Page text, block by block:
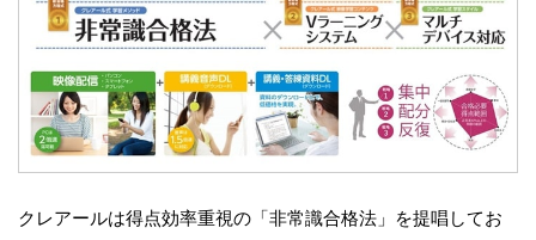
クレアールは得点効率重視の「非常識合格法」を提唱してお